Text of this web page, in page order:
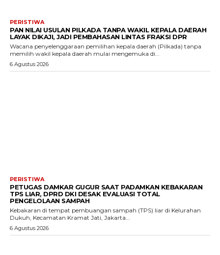
PERISTIWA
PAN NILAI USULAN PILKADA TANPA WAKIL KEPALA DAERAH
LAYAK DIKAJI, JADI PEMBAHASAN LINTAS FRAKSI DPR
Wacana penyelenggaraan pemilihan kepala daerah (Pilkada) tanpa
memilih wakil kepala daerah mulai mengemuka di...
6 Agustus 2026
PERISTIWA
PETUGAS DAMKAR GUGUR SAAT PADAMKAN KEBAKARAN
TPS LIAR, DPRD DKI DESAK EVALUASI TOTAL
PENGELOLAAN SAMPAH
Kebakaran di tempat pembuangan sampah (TPS) liar di Kelurahan
Dukuh, Kecamatan Kramat Jati, Jakarta...
6 Agustus 2026